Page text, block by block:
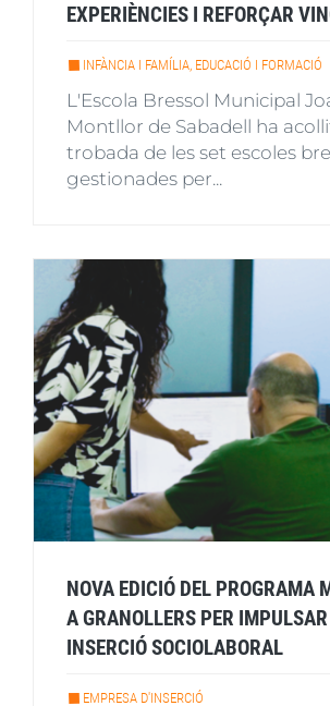
EXPERIÈNCIES I REFORÇAR
INFÀNCIA I FAMÍLIA, EDUCACIÓ I FORMACIÓ
L'Escola Bressol Municipal
Montllor de Sabadell ha
trobada de les set escoles
gestionades per...
NOVA EDICIÓ DEL PROGRAMA
A GRANOLLERS PER
INSERCIÓ SOCIOLABORAL
EMPRESA D'INSERCIÓ